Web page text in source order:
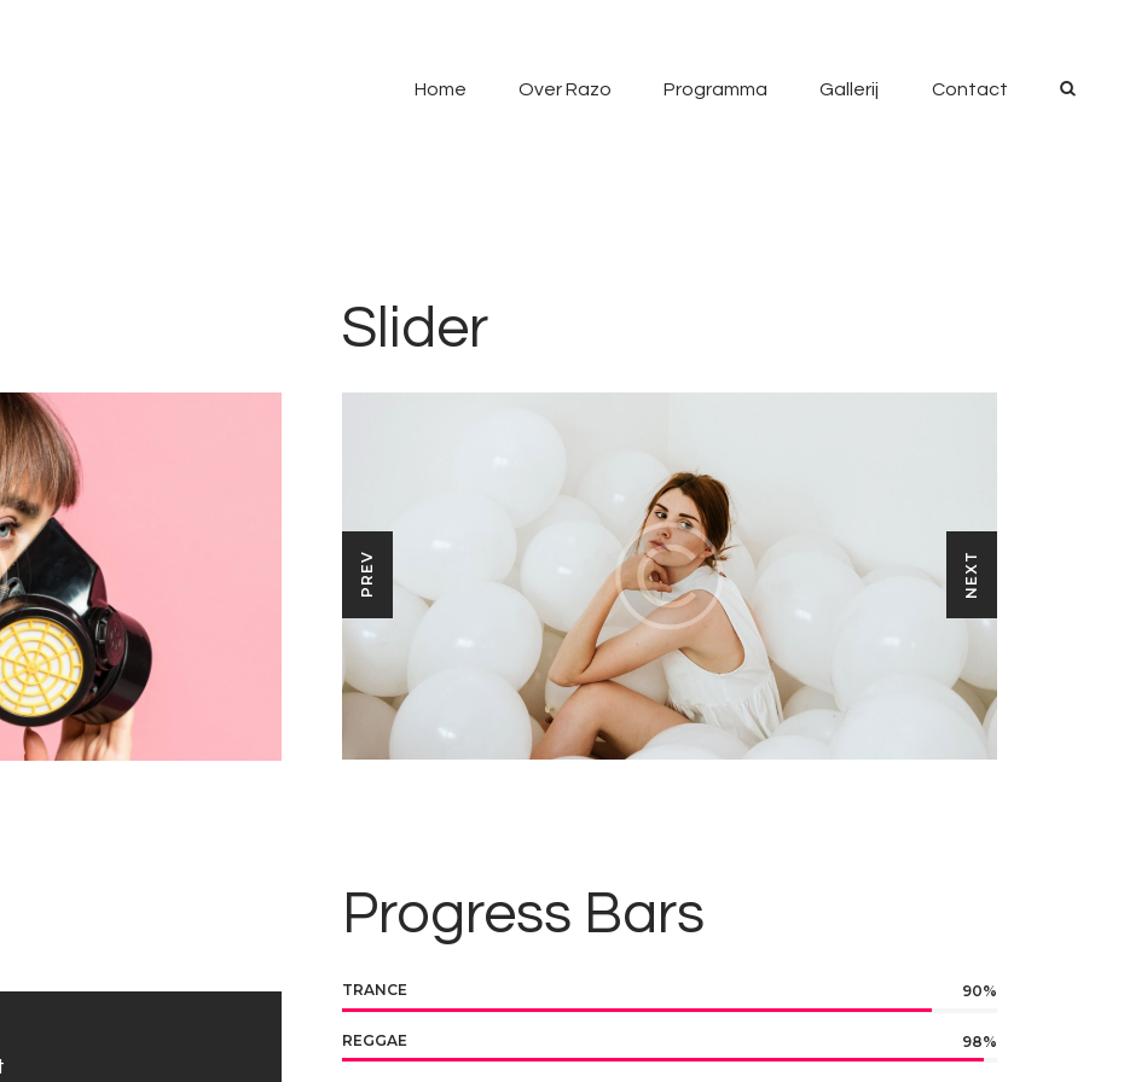
Home Over Razo Programma Gallerij Contact
Slider
PREV NEXT
Progress Bars
TRANCE 90%
REGGAE 98%